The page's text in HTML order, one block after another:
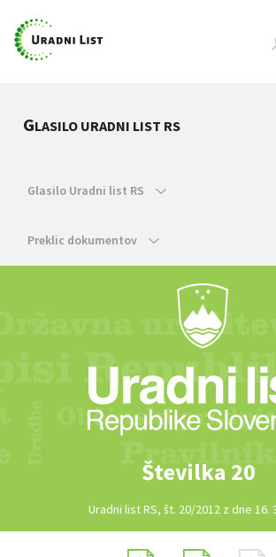
GLASILO URADNI LIST RS
Glasilo Uradni list RS
Preklic dokumentov
Številka 20
Uradni list RS, št. 20/2012 z dne 16.